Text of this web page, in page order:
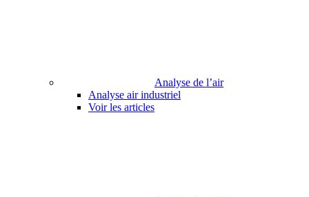
Analyse de l’air
Analyse air industriel
Voir les articles